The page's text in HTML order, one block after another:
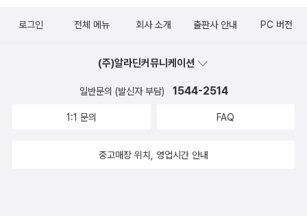
로그인 전체 메뉴 회사 소개 출판사 안내 PC 버전
(주)알라딘커뮤니케이션
일반문의 (발신자 부담) 1544-2514
1:1 문의 FAQ
중고매장 위치, 영업시간 안내